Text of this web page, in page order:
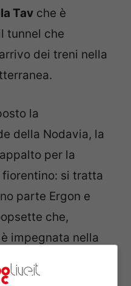
Tav che è
tunnel che
dei treni nella
la
della Nodavia, la
per la
si tratta
parte Ergon e
che,
impegnata nella
opera, progettata
e il cui valore